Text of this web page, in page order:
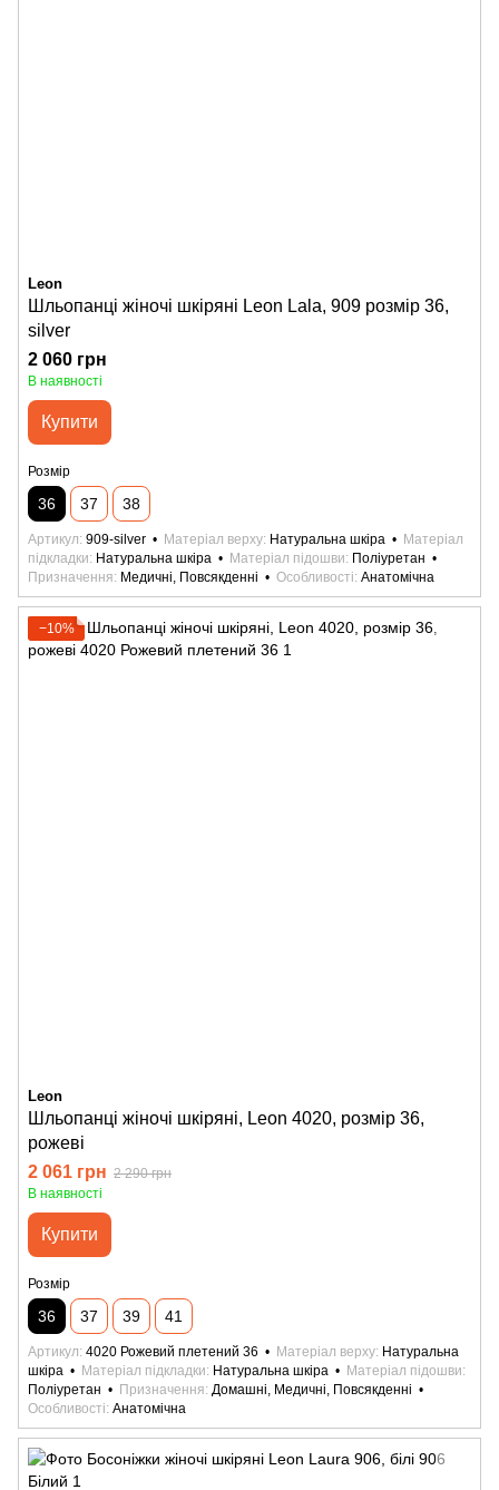
Leon
Шльопанці жіночі шкіряні Leon Lala, 909 розмір 36,
silver
2 060 грн
В наявності
Купити
Розмір
36 37 38
Артикул 909-silver Матеріал верху Натуральна шкіра
Матеріал
підкладки
Натуральна шкіра Матеріал підошви
Поліуретан
Призначення
Медичні, Повсякденні Особливості Анатомічна
−10%
Leon
Шльопанці жіночі шкіряні, Leon 4020, розмір 36,
рожеві
2 061 грн 2 290 грн
В наявності
Купити
Розмір
36 37 39 41
Артикул 4020 Рожевий плетений 36 Матеріал верху Натуральна
шкіра
Матеріал підкладки Натуральна шкіра
Матеріал підошви
Поліуретан
Призначення Домашні, Медичні, Повсякденні
Особливості Анатомічна